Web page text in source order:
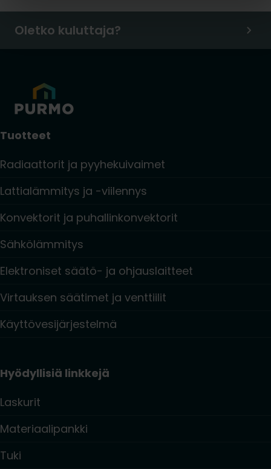
Oletko kuluttaja?
Tuotteet
Radiaattorit ja pyyhekuivaimet
Lattialämmitys ja -viilennys
Konvektorit ja puhallinkonvektorit
Sähkölämmitys
Elektroniset säätö- ja ohjauslaitteet
Virtauksen säätimet ja venttiilit
Käyttövesijärjestelmä
Hyödyllisiä linkkejä
Laskurit
Materiaalipankki
Tuki